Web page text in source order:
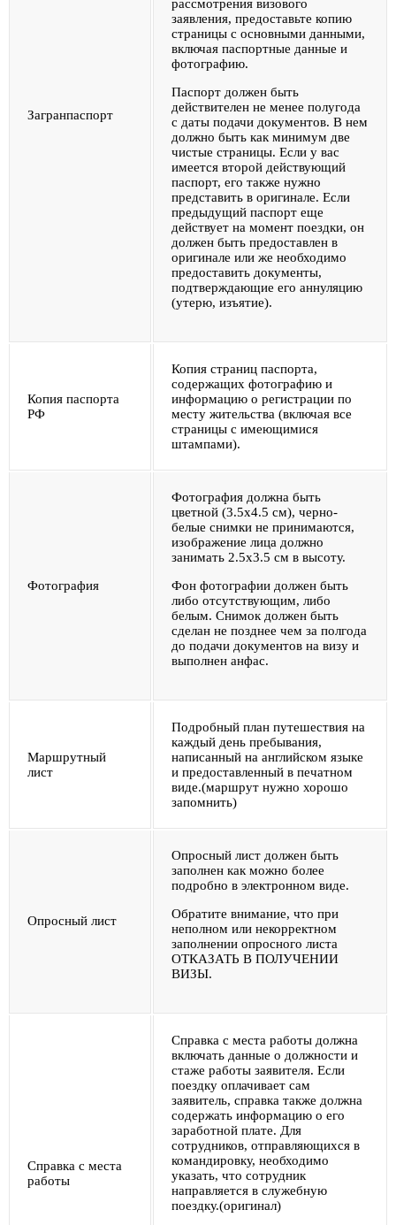
Загранпаспорт
рассмотрения визового
заявления, предоставьте копию
страницы с основными данными,
включая паспортные данные и
фотографию.
Паспорт должен быть
действителен не менее полугода
с даты подачи документов. В нем
должно быть как минимум две
чистые страницы. Если у вас
имеется второй действующий
паспорт, его также нужно
представить в оригинале. Если
предыдущий паспорт еще
действует на момент поездки, он
должен быть предоставлен в
оригинале или же необходимо
предоставить документы,
подтверждающие его аннуляцию
(утерю, изъятие).
Копия паспорта
РФ
Копия страниц паспорта,
содержащих фотографию и
информацию о регистрации по
месту жительства (включая все
страницы с имеющимися
штампами).
Фотография
Фотография должна быть
цветной (3.5х4.5 см), черно-
белые снимки не принимаются,
изображение лица должно
занимать 2.5х3.5 см в высоту.
Фон фотографии должен быть
либо отсутствующим, либо
белым. Снимок должен быть
сделан не позднее чем за полгода
до подачи документов на визу и
выполнен анфас.
Маршрутный
лист
Подробный план путешествия на
каждый день пребывания,
написанный на английском языке
и предоставленный в печатном
виде.(маршрут нужно хорошо
запомнить)
Опросный лист
Опросный лист должен быть
заполнен как можно более
подробно в электронном виде.
Обратите внимание, что при
неполном или некорректном
заполнении опросного листа
ОТКАЗАТЬ В ПОЛУЧЕНИИ
ВИЗЫ.
Справка с места
работы
Справка с места работы должна
включать данные о должности и
стаже работы заявителя. Если
поездку оплачивает сам
заявитель, справка также должна
содержать информацию о его
заработной плате. Для
сотрудников, отправляющихся в
командировку, необходимо
указать, что сотрудник
направляется в служебную
поездку.(оригинал)